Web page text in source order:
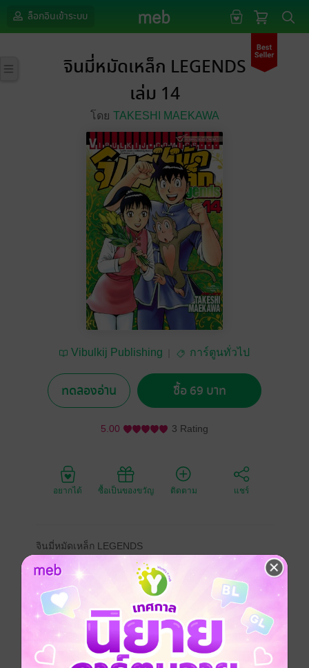
ล็อกอินเข้าระบบ
จินมี่หมัดเหล็ก LEGENDS
เล่ม 14
โดย TAKESHI MAEKAWA
Vibulkij Publishing การ์ตูนทั่วไป
ทดลองอ่าน ซื้อ 69 บาท
5.00 3 Rating
อยากได้ ซื้อเป็นของขวัญ ติดตาม แชร์
จินมี่หมัดเหล็ก LEGENDS
Tekken Chinmi Legends
Kung Fu Boy Legends
โทสะ ไม้เท้าซ่อนดาบ ล่อให้จินมี่เข้ามาในเมือง ที่ลาน
กว้างมีเหล่าจอมยุทธ์ที่อยากมาประลองฝีมือกำลังชุมนุมกัน
อยู่ พอรู้ว่าจินมี่มาเหล่าจอมยุทธ์ ก็พยายามจะแย่งกันมา
ประลองเป็นคนแรกทำให้ลานกว้างแห่งนั้นปั่นป่วนวุ่นวาย
ไม่ต่างกับผึ้งแตกรัง บุคคลอันตรายที่ซ่อนตัวในมุมมืดเพื่อ